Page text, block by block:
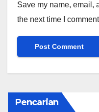
Save my name, email,
the next time I
Pencarian